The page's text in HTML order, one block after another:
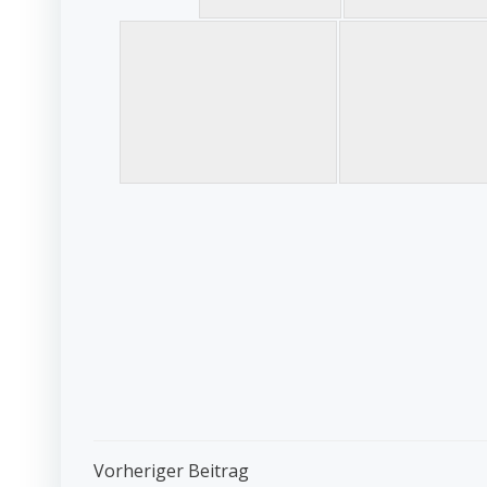
Vorheriger Beitrag